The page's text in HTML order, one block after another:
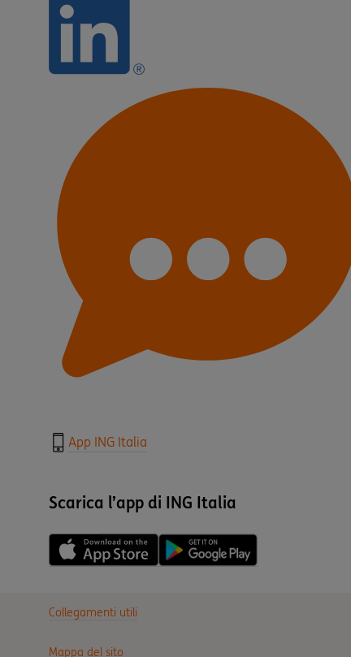
App ING Italia
Scarica l’app di ING Italia
Collegamenti utili
Mappa del sito